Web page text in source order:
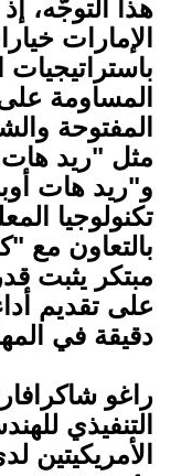
هذا التوجُّه،
الإمارات
المساومة
المفتوحة
مثل "ريد هات
و"ريد هات
تكنولوجيا
مبتكر يثبت
على تقديم
دقيقة في
راغو
التنفيذي
الأمريكيتين لدى